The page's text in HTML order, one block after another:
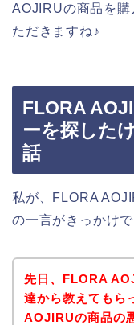
AOJIRUの商品を購
ただきますね♪
FLORA
ーを探した
話
私が、FLORA
の一言がきっかけで
先日、FLORA
達から教えてもら
AOJIRUの商品の